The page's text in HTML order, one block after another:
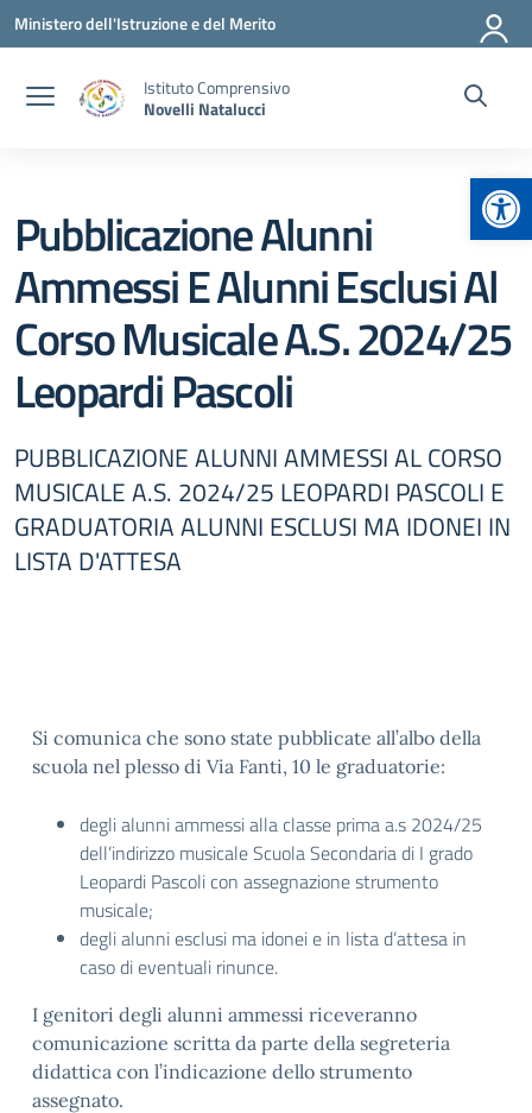
Vai ai contenuti
Vai al menu di navigazione
Vai al footer
Ministero dell'Istruzione e del Merito
Istituto Comprensivo
Novelli Natalucci
Pubblicazione Alunni
Ammessi E Alunni Esclusi Al
Corso Musicale A.S. 2024/25
Leopardi Pascoli
PUBBLICAZIONE ALUNNI AMMESSI AL CORSO
MUSICALE A.S. 2024/25 LEOPARDI PASCOLI E
GRADUATORIA ALUNNI ESCLUSI MA IDONEI IN
LISTA D'ATTESA
Si comunica che sono state pubblicate all’albo della
scuola nel plesso di Via Fanti, 10 le graduatorie:
degli alunni ammessi alla classe prima a.s 2024/25
dell’indirizzo musicale Scuola Secondaria di I grado
Leopardi Pascoli con assegnazione strumento
musicale;
degli alunni esclusi ma idonei e in lista d’attesa in
caso di eventuali rinunce.
I genitori degli alunni ammessi riceveranno
comunicazione scritta da parte della segreteria
didattica con l’indicazione dello strumento
assegnato.